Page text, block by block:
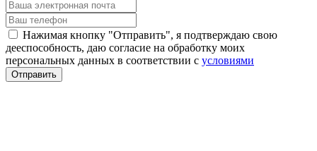
Нажимая кнопку "Отправить", я подтверждаю свою
дееспособность, даю согласие на обработку моих
персональных данных в соответствии с условиями